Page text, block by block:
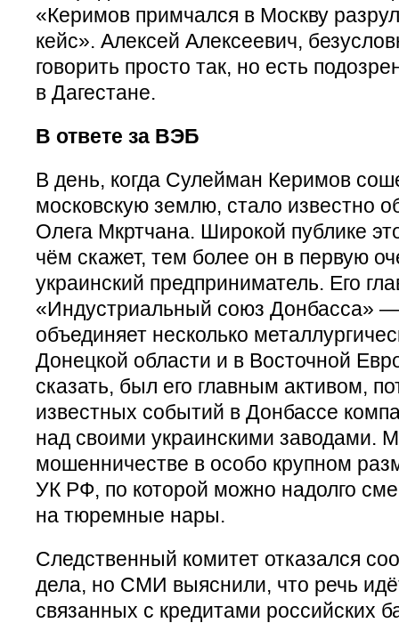
«Керимов примчался в Москву
кейс». Алексей Алексеевич,
говорить просто так, но есть
в Дагестане.
В ответе за ВЭБ
В день, когда Сулейман Керимов
московскую землю, стало известно
Олега Мкртчана. Широкой публике
чём скажет, тем более он в первую
украинский предприниматель. Его
«Индустриальный союз Донбасса» —
объединяет несколько
Донецкой области и в Восточной
сказать, был его главным активом,
известных событий в Донбассе
над своими украинскими заводами.
мошенничестве в особо крупном
УК РФ, по которой можно надолго
на тюремные нары.
Следственный комитет отказался
дела, но СМИ выяснили, что речь
связанных с кредитами российских